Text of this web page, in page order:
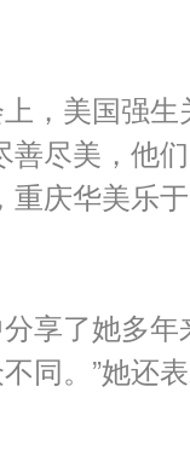
，美国强
尽美，他
庆华美乐
享了她多
同。”她还